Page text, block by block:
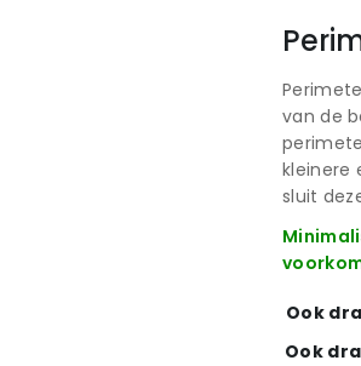
van de
kleinere
sluit
Ook
Ook